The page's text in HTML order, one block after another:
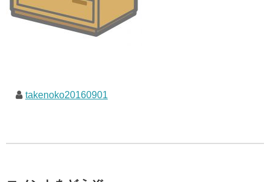
takenoko20160901